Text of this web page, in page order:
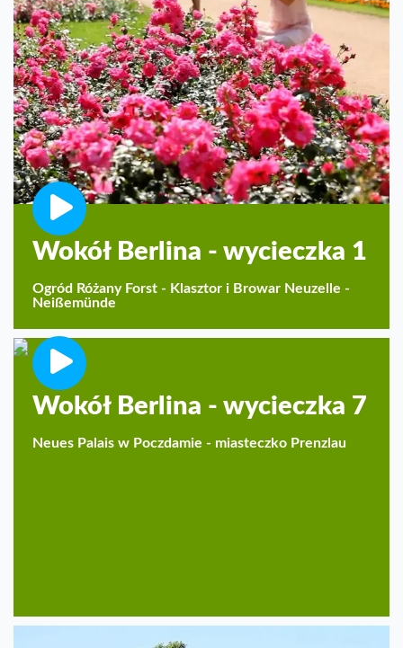
Wokół Berlina - wycieczka 1
Ogród Różany Forst - Klasztor i Browar Neuzelle -
Neißemünde
Wokół Berlina - wycieczka 7
Neues Palais w Poczdamie - miasteczko Prenzlau